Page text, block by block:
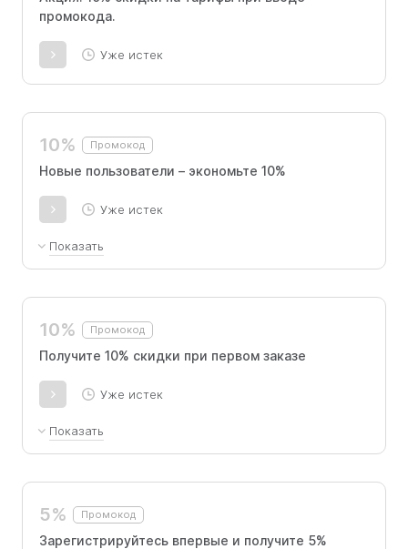
промокода.
Уже истек
10% Промокод
Новые пользователи – экономьте 10%
Уже истек
Показать
тарифного плана и любой длительности
10% Промокод
Получите 10% скидки при первом заказе
Уже истек
Показать
подписки и виду тарифа.
5% Промокод
Зарегистрируйтесь впервые и получите 5%